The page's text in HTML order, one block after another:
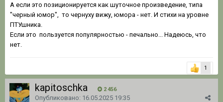
А если это позиционируется как шуточное произведение, типа
"черный юмор", то чернуху вижу, юмора - нет. И стихи на уровне
ПТУшника.
Если это пользуется популярностью - печально... Надеюсь, что
нет.
1
kapitoschka 2 456
Опубликовано: 16.05.2025 19:35